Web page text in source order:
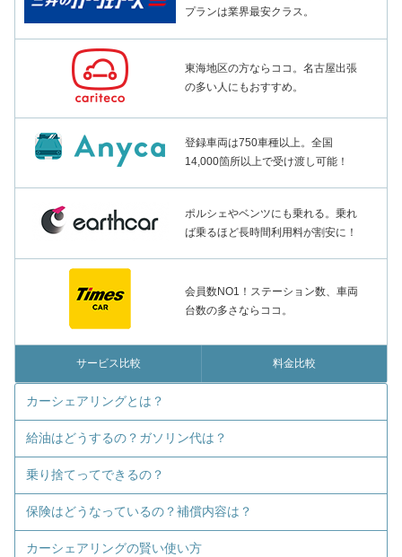
プランは業界最安クラス。
東海地区の方ならココ。名古屋出張
の多い人にもおすすめ。
登録車両は750車種以上。全国
14,000箇所以上で受け渡し可能！
ポルシェやベンツにも乗れる。乗れ
ば乗るほど長時間利用料が割安に！
会員数NO1！ステーション数、車両
台数の多さならココ。
サービス比較 料金比較
カーシェアリングとは？
給油はどうするの？ガソリン代は？
乗り捨てってできるの？
保険はどうなっているの？補償内容は？
カーシェアリングの賢い使い方